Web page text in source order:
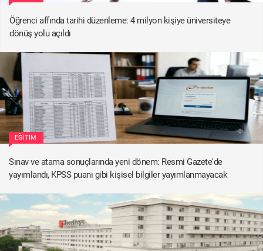
Öğrenci affında tarihi düzenleme: 4 milyon kişiye üniversiteye
dönüş yolu açıldı
EĞITIM
Sınav ve atama sonuçlarında yeni dönem: Resmi Gazete'de
yayımlandı, KPSS puanı gibi kişisel bilgiler yayımlanmayacak